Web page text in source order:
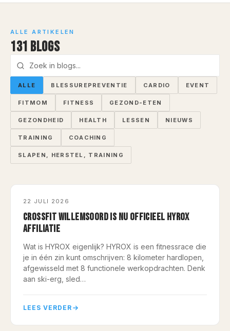
ALLE ARTIKELEN
131 BLOGS
ALLE BLESSUREPREVENTIE CARDIO EVENT
FITMOM FITNESS GEZOND-ETEN
GEZONDHEID HEALTH LESSEN NIEUWS
TRAINING COACHING
SLAPEN, HERSTEL, TRAINING
22 JULI 2026
CROSSFIT WILLEMSOORD IS NU OFFICIEEL HYROX
AFFILIATIE
Wat is HYROX eigenlijk? HYROX is een fitnessrace die
je in één zin kunt omschrijven: 8 kilometer hardlopen,
afgewisseld met 8 functionele werkopdrachten. Denk
aan ski-erg, sled…
LEES VERDER